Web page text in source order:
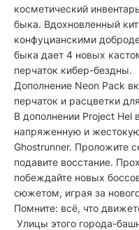
косметический
быка. Вдохновленный
конфуцианскими
быка дает 4 новых
перчаток кибер-бездны.
Дополнение Neon Pack
перчаток и расцветки
В дополнении Project Hel
напряженную и
Ghostrunner. Проложите
подавите восстание.
побеждайте новых
сюжетом, играя за
Помните: всё, что
Улицы этого города-